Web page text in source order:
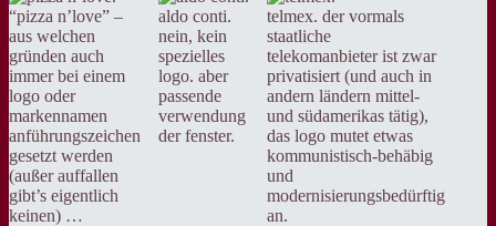
“pizza n’love” –
aus welchen
gründen auch
immer bei einem
logo oder
markennamen
anführungszeichen
gesetzt werden
(außer auffallen
gibt’s eigentlich
keinen) …
aldo conti.
nein, kein
spezielles
logo. aber
passende
verwendung
der fenster.
telmex. der vormals
staatliche
telekomanbieter ist zwar
privatisiert (und auch in
andern ländern mittel-
und südamerikas tätig),
das logo mutet etwas
kommunistisch-behäbig
und
modernisierungsbedürftig
an.